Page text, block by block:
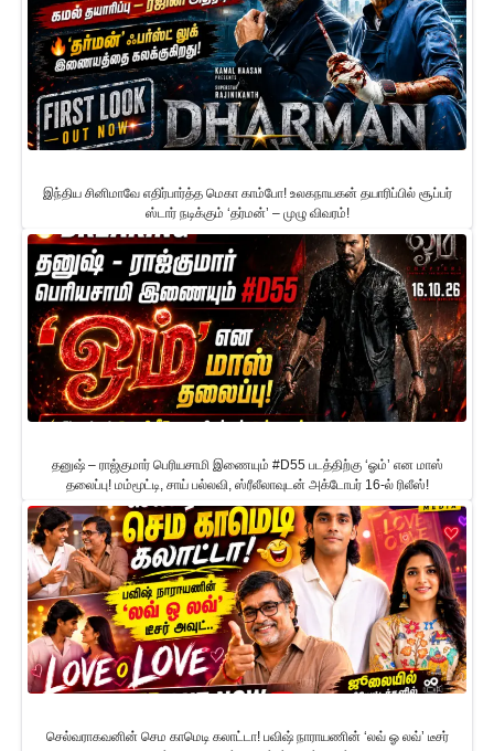
இந்திய சினிமாவே எதிர்பார்த்த மெகா காம்போ! உலகநாயகன் தயாரிப்பில் சூப்பர்
ஸ்டார் நடிக்கும் ‘தர்மன்’ – முழு விவரம்!
தனுஷ் – ராஜ்குமார் பெரியசாமி இணையும் #D55 படத்திற்கு ‘ஓம்’ என மாஸ்
தலைப்பு! மம்மூட்டி, சாய் பல்லவி, ஸ்ரீலீலாவுடன் அக்டோபர் 16-ல் ரிலீஸ்!
செல்வராகவனின் செம காமெடி கலாட்டா! பவிஷ் நாராயணின் ‘லவ் ஓ லவ்’ டீசர்